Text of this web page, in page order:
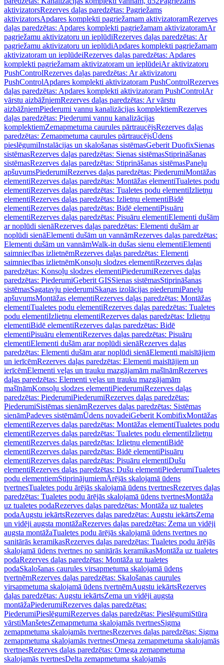
aktivizatorsRezerves daļas paredzētas: Pagriežams
aktivizatorsApdares komplekti pagriežamam aktivizatoramRezerves
daļas paredzētas: Apdares komplekti pagriežamam aktivizatoramAr
pagriežamu aktivizatoru un ieplūdiRezerves daļas paredzētas: Ar
pagriežamu aktivizatoru un ieplūdiApdares komplekti pagriežamam
aktivizatoram un ieplūdeiRezerves daļas paredzētas: Apdares
komplekti pagriežamam aktivizatoram un ieplūdeiAr aktivizatoru
PushControlRezerves daļas paredzētas: Ar aktivizatoru
PushControlApdares komplekti aktivizatoram PushControlRezerves
daļas paredzētas: Apdares komplekti aktivizatoram PushControlAr
vārstu aizbāžņiemRezerves daļas paredzētas: Ar vārstu
aizbāžņiemPiederumi vannu kanalizācijas komplektiemRezerves
daļas paredzētas: Piederumi vannu kanalizācijas
komplektiemZemapmetuma caurules pārtraucējsRezerves daļas
paredzētas: Zemapmetuma caurules pārtraucējsŪdens
pieslēgumiInstalācijas un skalošanas sistēmasGeberit DuofixSienas
sistēmasRezerves daļas paredzētas: Sienas sistēmasStiprināšanas
sistēmasRezerves daļas paredzētas: Stiprināšanas sistēmasPaneļu
apšuvumsPiederumiRezerves daļas paredzētas: PiederumiMontāžas
elementiRezerves daļas paredzētas: Montāžas elementiTualetes podu
elementiRezerves daļas paredzētas: Tualetes podu elementiIzlietņu
elementiRezerves daļas paredzētas: Izlietņu elementiBidē
elementiRezerves daļas paredzētas: Bidē elementiPisuāru
elementiRezerves daļas paredzētas: Pisuāru elementiElementi dušām
ar noplūdi sienāRezerves daļas paredzētas: Elementi dušām ar
noplūdi sienāElementi dušām un vannāmRezerves daļas paredzētas:
Elementi dušām un vannāmWalk-in dušas sienu elementiElementi
saimniecības izlietnēmRezerves daļas paredzētas: Elementi
saimniecības izlietnēmKonsoļu slodzes elementiRezerves daļas
paredzētas: Konsoļu slodzes elementiPiederumiRezerves daļas
paredzētas: PiederumiGeberit GISSienas sistēmasStiprināšanas
sistēmasSagatavju piederumiSkaņas izolācijas piederumiPaneļu
apšuvumsMontāžas elementiRezerves daļas paredzētas: Montāžas
elementiTualetes podu elementiRezerves daļas paredzētas: Tualetes
podu elementiIzlietņu elementiRezerves daļas paredzētas: Izlietņu
elementiBidē elementiRezerves daļas paredzētas: Bidē
elementiPisuāru elementiRezerves daļas paredzētas: Pisuāru
elementiElementi dušām arar noplūdi sienāRezerves daļas
paredzētas: Elementi dušām arar noplūdi sienāElementi maisītājiem
un ierīcēmRezerves daļas paredzētas: Elementi maisītājiem un
ierīcēmElementi veļas un trauku mazgājamām mašīnāmRezerves
daļas paredzētas: Elementi veļas un trauku mazgājamām
mašīnāmKonsoļu slodzes elementiPiederumiRezerves daļas
paredzētas: PiederumiPiederumiRezerves daļas paredzētas:
PiederumiSistēmas sienāmRezerves daļas paredzētas: Sistēmas
sienāmPadeves sistēmāmŪdens novadeiGeberit KombifixMontāžas
elementiRezerves daļas paredzētas: Montāžas elementiTualetes podu
elementiRezerves daļas paredzētas: Tualetes podu elementiIzlietņu
elementiRezerves daļas paredzētas: Izlietņu elementiBidē
elementiRezerves daļas paredzētas: Bidē elementiPisuāru
elementiRezerves daļas paredzētas: Pisuāru elementiDušu
elementiRezerves daļas paredzētas: Dušu elementiPiederumiTualetes
podu elementiemStiprinājumiemĀrējās skalojamā ūdens
tvertnesTualetes podu ārējās skalojamā ūdens tvertnesRezerves daļas
paredzētas: Tualetes podu ārējās skalojamā ūdens tvertnesMontāža
uz tualetes podaRezerves daļas paredzētas: Montāža uz tualetes
podaAugstu iekārtsRezerves daļas paredzētas: Augstu iekārtsZema
un vidēji augsta montāžaRezerves daļas paredzētas: Zema un vidēji
augsta montāžaTualetes podu ārējās skalojamā ūdens tvertnes no
sanitārās keramikasRezerves daļas paredzētas: Tualetes podu ārējās
skalojamā ūdens tvertnes no sanitārās keramikasMontāža uz tualetes
podaRezerves daļas paredzētas: Montāža uz tualetes
podaSkalošanas caurules virsapmetuma skalojamā ūdens
tvertnēmRezerves daļas paredzētas: Skalošanas caurules
virsapmetuma skalojamā ūdens tvertnēmAugstu iekārtsRezerves
daļas paredzētas: Augstu iekārtsZema un vidēji augsta
montāžaPiederumiRezerves daļas paredzētas:
PiederumiPieslēgumiRezerves daļas paredzētas: PieslēgumiStūra
vārstiManšetesZemapmetuma skalojamās tvertnesSigma
zemapmetuma skalojamās tvertnesRezerves daļas paredzētas: Sigma
zemapmetuma skalojamās tvertnesOmega zemapmetuma skalojamās
tvertnesRezerves daļas paredzētas: Omega zemapmetuma
skalojamās tvertnesDelta zemapmetuma skalojamās